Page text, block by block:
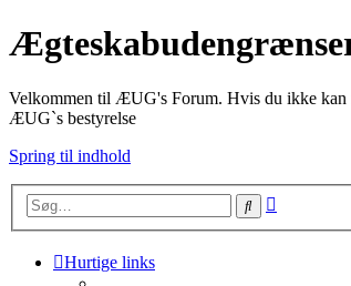
Velkommen til ÆUG's Forum. Hvis du ikke kan
ÆUG`s bestyrelse
Spring til indhold
Søg
Hurtige links